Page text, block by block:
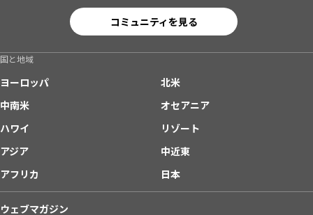
コミュニティを見る
国と地域
ヨーロッパ
北米
中南米
オセアニア
ハワイ
リゾート
アジア
中近東
アフリカ
日本
ウェブマガジン